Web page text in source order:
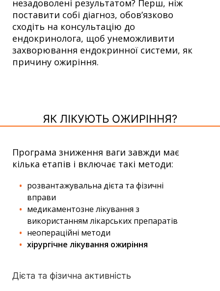
незадоволені результатом? Перш, ніж
поставити собі діагноз, обов’язково
сходіть на консультацію до
ендокринолога, щоб унеможливити
захворювання ендокринної системи, як
причину ожиріння.
ЯК ЛІКУЮТЬ ОЖИРІННЯ?
Програма зниження ваги завжди має
кілька етапів і включає такі методи:
розвантажувальна дієта та фізичні
вправи
медикаментозне лікування з
використанням лікарських препаратів
неопераційні методи
хірургічне лікування ожиріння
Дієта та фізична активність